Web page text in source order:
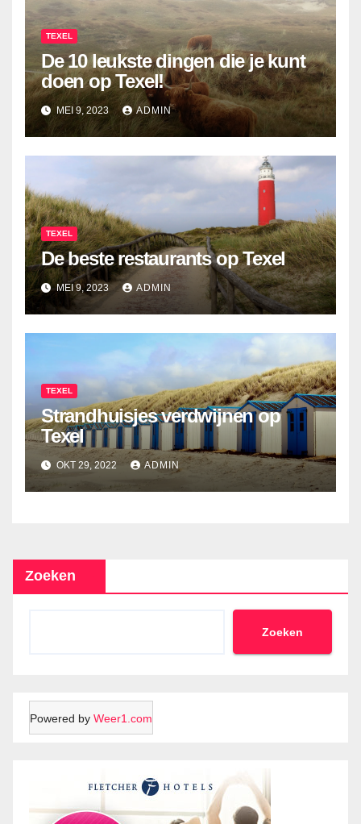
TEXEL
De 10 leukste dingen die je kunt
doen op Texel!
MEI 9, 2023 ADMIN
TEXEL
De beste restaurants op Texel
MEI 9, 2023 ADMIN
TEXEL
Strandhuisjes verdwijnen op
Texel
OKT 29, 2022 ADMIN
Zoeken
Zoeken
Powered by Weer1.com